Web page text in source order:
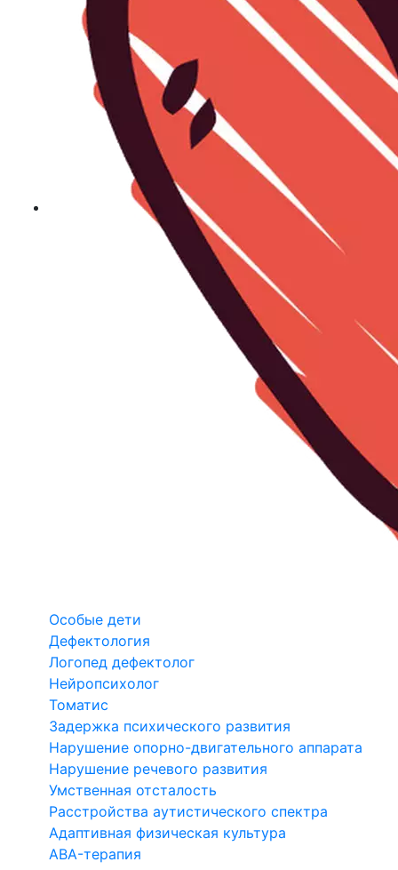
Особые дети
Дефектология
Логопед дефектолог
Нейропсихолог
Томатис
Задержка психического развития
Нарушение опорно-двигательного аппарата
Нарушение речевого развития
Умственная отсталость
Расстройства аутистического спектра
Адаптивная физическая культура
ABA-терапия